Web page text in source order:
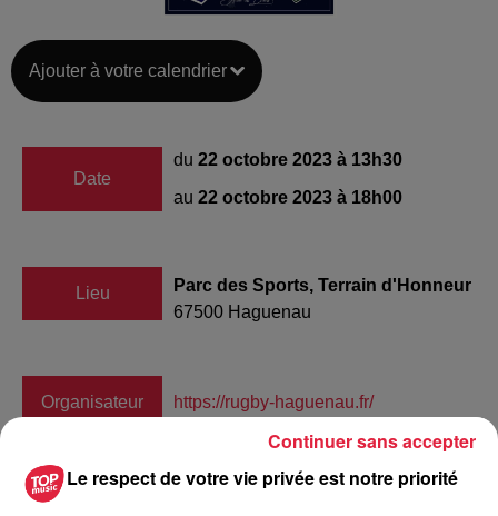
Ajouter à votre calendrier
Date
du 22 octobre 2023 à 13h30
au 22 octobre 2023 à 18h00
Lieu
Parc des Sports, Terrain d'Honneur
67500 Haguenau
Organisateur https://rugby-haguenau.fr/
Le respect de votre vie privée est notre priorité
Continuer sans accepter